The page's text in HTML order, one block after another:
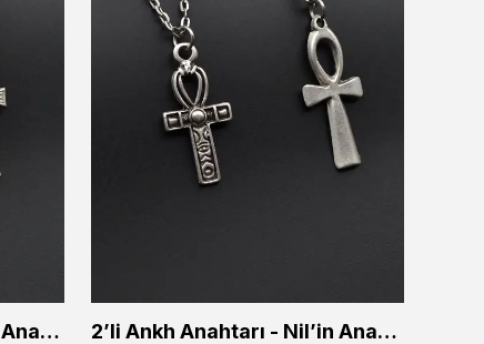
2'li Ankh Anahtarı - Nil'in Anahtarı Erkek Kadın Kolye Seti 2’li Ankh Anahtarı - Nil’in Anahtarı Erkek Kadın Kolye Seti